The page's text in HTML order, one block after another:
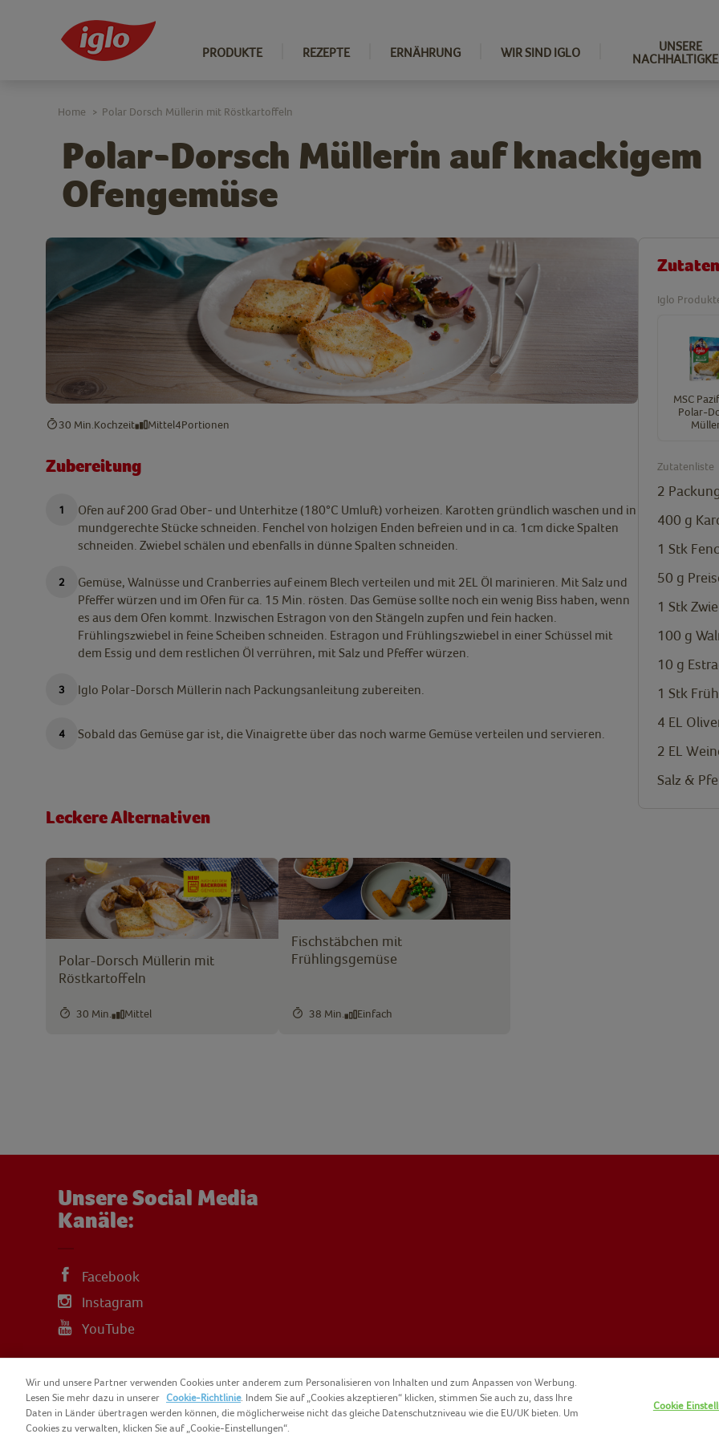
PRODUKTE REZEPTE ERNÄHRUNG WIR SIND IGLO
UNSERE
Polar-Dorsch Müllerin auf knackigem
Ofengemüse
Home > Polar Dorsch Müllerin mit Röstkartoffeln
30 Min. Kochzeit Mittel4Portionen
Zubereitung
Ofen auf 200 Grad Ober- und Unterhitze (180°C Umluft) vorheizen. Karotten gründlich waschen und in
mundgerechte Stücke schneiden. Fenchel von holzigen Enden befreien und in ca. 1cm dicke Spalten
schneiden. Zwiebel schälen und ebenfalls in dünne Spalten schneiden.
Gemüse, Walnüsse und Cranberries auf einem Blech verteilen und mit 2EL Öl marinieren. Mit Salz und
Pfeffer würzen und im Ofen für ca. 15 Min. rösten. Das Gemüse sollte noch ein wenig Biss haben, wenn
es aus dem Ofen kommt. Inzwischen Estragon von den Stängeln zupfen und fein hacken.
Frühlingszwiebel in feine Scheiben schneiden. Estragon und Frühlingszwiebel in einer Schüssel mit
dem Essig und dem restlichen Öl verrühren, mit Salz und Pfeffer würzen.
Iglo Polar-Dorsch Müllerin nach Packungsanleitung zubereiten.
Sobald das Gemüse gar ist, die Vinaigrette über das noch warme Gemüse verteilen und servieren.
Zutaten
Iglo
MSC
Polar-
Zutatenliste
2
400 g
1 Stk
50 g
1 Stk
100 g
10 g
1 Stk
4 EL
2 EL
Salz &
Leckere Alternativen
Polar-Dorsch Müllerin mit
Röstkartoffeln
30 Min. Mittel
Fischstäbchen mit
Frühlingsgemüse
38 Min. Einfach
Unsere Social Media
Kanäle:
Facebook
Instagram
YouTube
COPYRIGHT IGLO 2025 SITEMAP COOKIE-RICHTLINIE
Wir und unsere Partner verwenden Cookies unter anderem zum Personalisieren von Inhalten und zum Anpassen von Werbung.
Lesen Sie mehr dazu in unserer Cookie-Richtlinie. Indem Sie auf „Cookies akzeptieren“ klicken, stimmen Sie auch zu, dass Ihre
Daten in Länder übertragen werden können, die möglicherweise nicht das gleiche Datenschutzniveau wie die EU/UK bieten. Um
Cookies zu verwalten, klicken Sie auf „Cookie-Einstellungen“.
Cookie